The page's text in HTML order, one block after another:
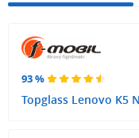
93 %
Topglass Lenovo K5